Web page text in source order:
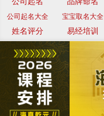
公司起名大全 宝宝取名大全
姓名评分
易经培训